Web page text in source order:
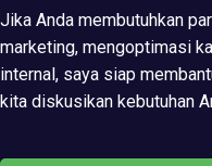
Jika Anda membutuhkan
marketing, mengoptimasi
internal, saya siap
kita diskusikan kebutuhan